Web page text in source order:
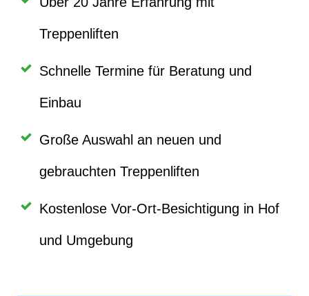
Treppenliften
Schnelle Termine für Beratung und
Einbau
Große Auswahl an neuen und
gebrauchten Treppenliften
Kostenlose Vor-Ort-Besichtigung in Hof
und Umgebung